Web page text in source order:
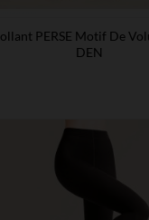
PERSE Motif De
DEN